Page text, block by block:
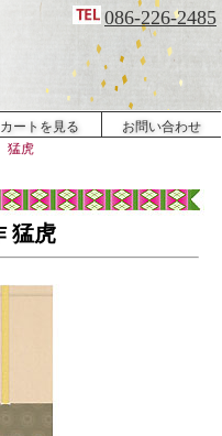
086-226-2485
カートを見る
お問い合わせ
猛虎
猛虎